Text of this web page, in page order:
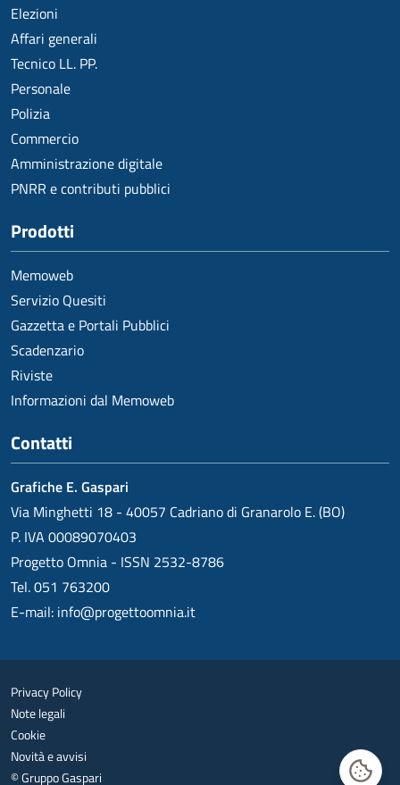
Elezioni
Affari generali
Tecnico LL. PP.
Personale
Polizia
Commercio
Amministrazione digitale
PNRR e contributi pubblici
Prodotti
Memoweb
Servizio Quesiti
Gazzetta e Portali Pubblici
Scadenzario
Riviste
Informazioni dal Memoweb
Contatti
Grafiche E. Gaspari
Via Minghetti 18 - 40057 Cadriano di Granarolo E. (BO)
P. IVA 00089070403
Progetto Omnia - ISSN 2532-8786
Tel. 051 763200
E-mail: info@progettoomnia.it
Privacy Policy
Note legali
Cookie
Novità e avvisi
© Gruppo Gaspari